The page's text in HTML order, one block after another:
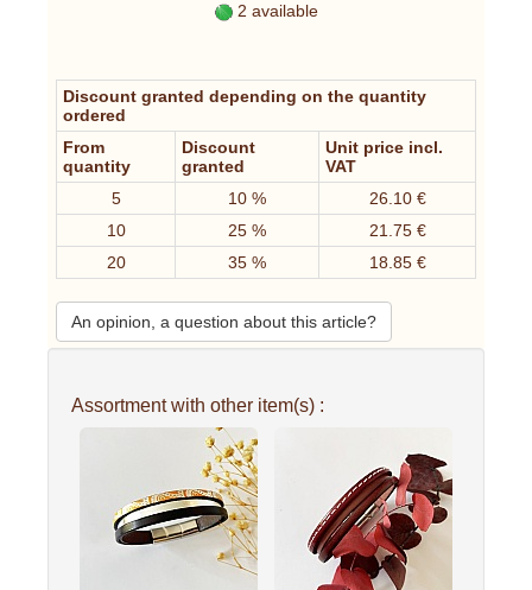
2 available
Discount granted depending on the quantity
ordered
From
quantity
Discount
granted
Unit price incl.
VAT
5
10 %
26.10 €
10
25 %
21.75 €
20
35 % 18.85 €
An opinion, a question about this article?
Assortment with other item(s) :